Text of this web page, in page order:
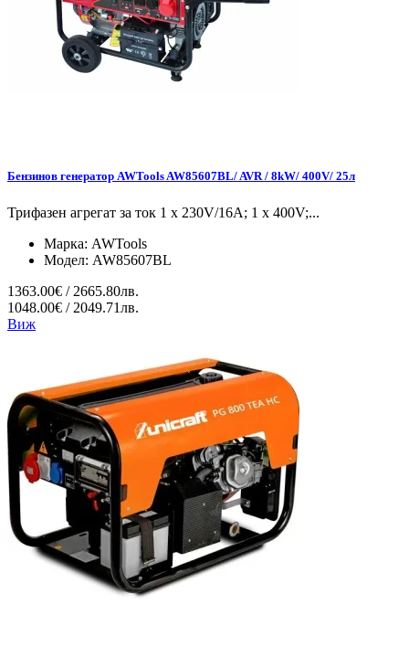
Бензинов генератор AWTools AW85607BL/ AVR / 8kW/ 400V/ 25л
Трифазен агрегат за ток 1 x 230V/16A; 1 x 400V;...
Марка: AWTools
Модел: AW85607BL
1363.00€ / 2665.80лв.
1048.00€ / 2049.71лв.
Виж